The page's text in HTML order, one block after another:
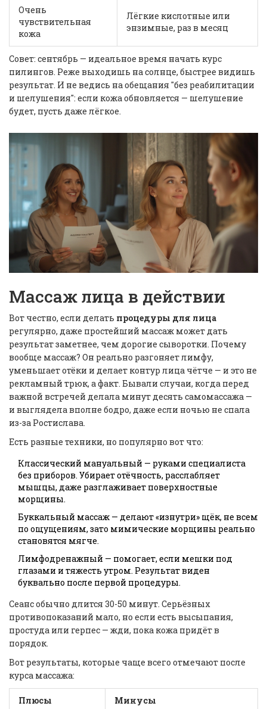
Очень
чувствительная
кожа
Лёгкие кислотные или
энзимные, раз в месяц
Совет: сентябрь — идеальное время начать курс
пилингов. Реже выходишь на солнце, быстрее видишь
результат. И не ведись на обещания "без реабилитации
и шелушения": если кожа обновляется — шелушение
будет, пусть даже лёгкое.
Массаж лица в действии
Вот честно, если делать процедуры для лица
регулярно, даже простейший массаж может дать
результат заметнее, чем дорогие сыворотки. Почему
вообще массаж? Он реально разгоняет лимфу,
уменьшает отёки и делает контур лица чётче — и это не
рекламный трюк, а факт. Бывали случаи, когда перед
важной встречей делала минут десять самомассажа —
и выглядела вполне бодро, даже если ночью не спала
из-за Ростислава.
Есть разные техники, но популярно вот что:
Классический мануальный — руками специалиста
без приборов. Убирает отёчность, расслабляет
мышцы, даже разглаживает поверхностные
морщины.
Буккальный массаж — делают «изнутри» щёк, не всем
по ощущениям, зато мимические морщины реально
становятся мягче.
Лимфодренажный — помогает, если мешки под
глазами и тяжесть утром. Результат виден
буквально после первой процедуры.
Сеанс обычно длится 30-50 минут. Серьёзных
противопоказаний мало, но если есть высыпания,
простуда или герпес — жди, пока кожа придёт в
порядок.
Вот результаты, которые чаще всего отмечают после
курса массажа:
Плюсы Минусы